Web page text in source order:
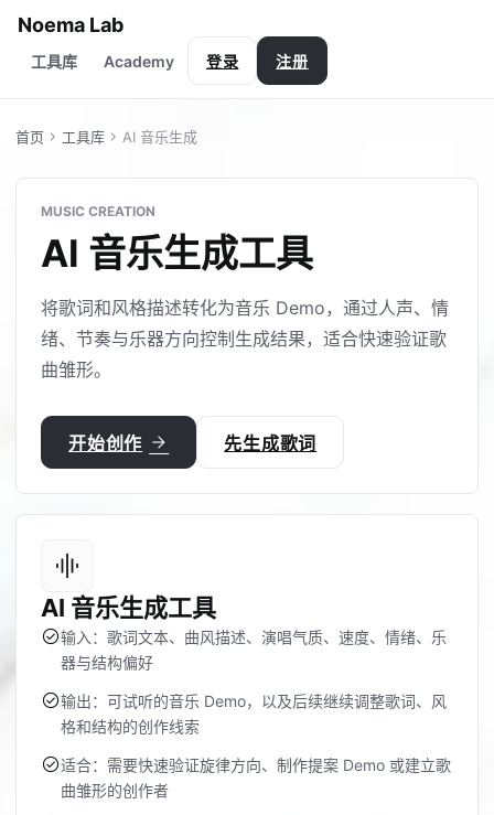
Noema Lab
工具库 Academy 登录 注册
首页 chevron_right 工具库 chevron_right AI 音乐生成
MUSIC CREATION
AI 音乐生成工具
将歌词和风格描述转化为音乐 Demo，通过人声、情
绪、节奏与乐器方向控制生成结果，适合快速验证歌
曲雏形。
开始创作 arrow_forward 先生成歌词
graphic_eq
AI 音乐生成工具
check_circle输入：歌词文本、曲风描述、演唱气质、速度、情绪、乐
器与结构偏好
check_circle输出：可试听的音乐 Demo，以及后续继续调整歌词、风
格和结构的创作线索
check_circle适合：需要快速验证旋律方向、制作提案 Demo 或建立歌
曲雏形的创作者